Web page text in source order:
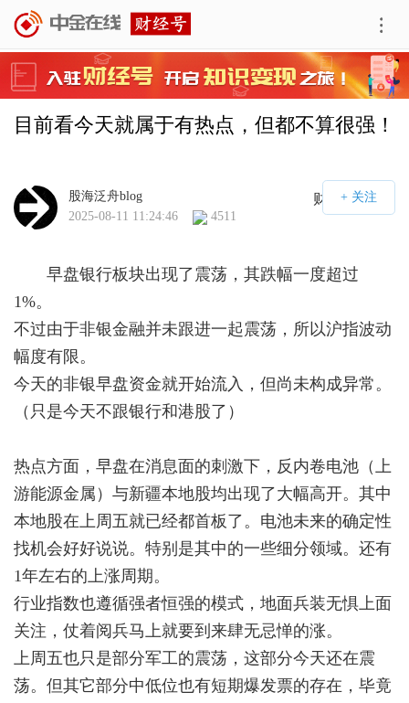
目前看今天就属于有热点，但都不算很强！
财经号APP
股海泛舟blog
2025-08-11 11:24:46
4511
早盘银行板块出现了震荡，其跌幅一度超过
1%。
不过由于非银金融并未跟进一起震荡，所以沪指波动
幅度有限。
今天的非银早盘资金就开始流入，但尚未构成异常。
（只是今天不跟银行和港股了）
热点方面，早盘在消息面的刺激下，反内卷电池（上
游能源金属）与新疆本地股均出现了大幅高开。其中
本地股在上周五就已经都首板了。电池未来的确定性
找机会好好说说。特别是其中的一些细分领域。还有
1年左右的上涨周期。
行业指数也遵循强者恒强的模式，地面兵装无惧上面
关注，仗着阅兵马上就要到来肆无忌惮的涨。
上周五也只是部分军工的震荡，这部分今天还在震
荡。但其它部分中低位也有短期爆发票的存在，毕竟